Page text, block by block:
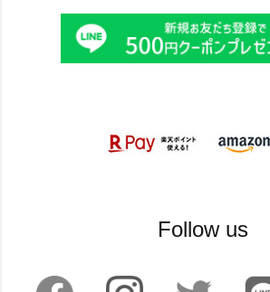
Follow us